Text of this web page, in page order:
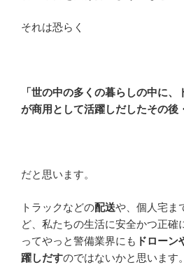
それは恐らく
「世の中の多くの暮らしの中に
が商用として活躍しだしたその後
だと思います。
トラックなどの配送や、個人宅ま
ど、私たちの生活に安全かつ正確
ってやっと警備業界にも ドローン
躍しだすのではないかと思います。